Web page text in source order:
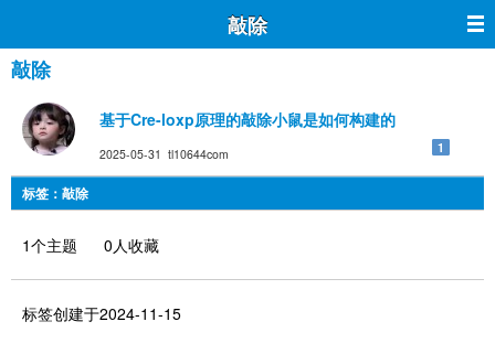
敲除
敲除
基于Cre-loxp原理的敲除小鼠是如何构建的
2025-05-31 tl10644com 1
标签：敲除
1个主题 0人收藏
标签创建于2024-11-15